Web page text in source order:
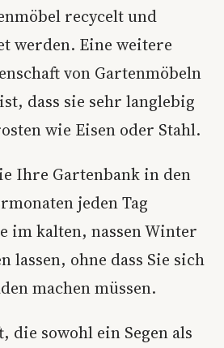
recycelt und
werden. Eine weitere
von Gartenmöbeln
dass sie sehr langlebig
wie Eisen oder Stahl.
Ihre Gartenbank in den
jeden Tag
im kalten, nassen Winter
lassen, ohne dass Sie sich
machen müssen.
die sowohl ein Segen als